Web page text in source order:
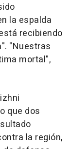
la espalda
recibiendo
"Nuestras
mortal",
que dos
la región,